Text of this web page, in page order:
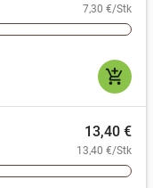
7,30 €/Stk
add_shopping_cart
13,40 €
13,40 €/Stk